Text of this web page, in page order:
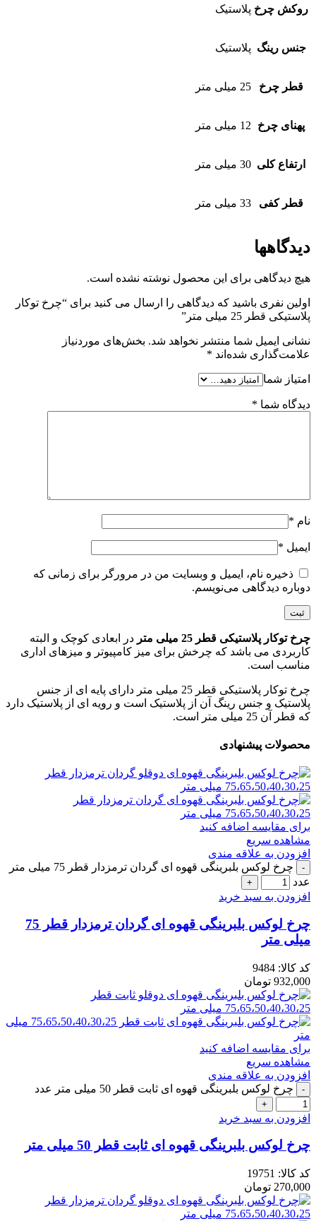
روکش چرخ پلاستیک
جنس رینگ پلاستیک
قطر چرخ 25 میلی متر
پهنای چرخ 12 میلی متر
ارتفاع کلی 30 میلی متر
قطر کفی 33 میلی متر
دیدگاهها
هیچ دیدگاهی برای این محصول نوشته نشده است.
اولین نفری باشید که دیدگاهی را ارسال می کنید برای “چرخ توکار
پلاستیکی قطر 25 میلی متر”
نشانی ایمیل شما منتشر نخواهد شد. بخش‌های موردنیاز
علامت‌گذاری شده‌اند *
امتیاز شما
دیدگاه شما *
نام *
ایمیل *
ذخیره نام، ایمیل و وبسایت من در مرورگر برای زمانی که
دوباره دیدگاهی می‌نویسم.
چرخ توکار پلاستیکی قطر 25 میلی متر
در ابعادی کوچک و البته
کاربردی می باشد که چرخش برای میز کامپیوتر و میزهای اداری
مناسب است.
چرخ توکار پلاستیکی قطر 25 میلی متر دارای پایه ای از جنس
پلاستیک و جنس رینگ آن از پلاستیک است و رویه ای از پلاستیک دارد
که قطر آن 25 میلی متر است.
محصولات پیشنهادی
برای مقایسه اضافه کنید
مشاهده سریع
افزودن به علاقه مندی
چرخ لوکس بلبرینگی قهوه ای گردان ترمزدار قطر 75 میلی متر
عدد
افزودن به سبد خرید
چرخ لوکس بلبرینگی قهوه ای گردان ترمزدار قطر 75
میلی متر
کد کالا: 9484
932,000 تومان
برای مقایسه اضافه کنید
مشاهده سریع
افزودن به علاقه مندی
چرخ لوکس بلبرینگی قهوه ای ثابت قطر 50 میلی متر عدد
افزودن به سبد خرید
چرخ لوکس بلبرینگی قهوه ای ثابت قطر 50 میلی متر
کد کالا: 19751
270,000 تومان